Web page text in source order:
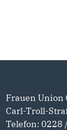
Frauen Union
Carl-Troll-
Telefon: 0228